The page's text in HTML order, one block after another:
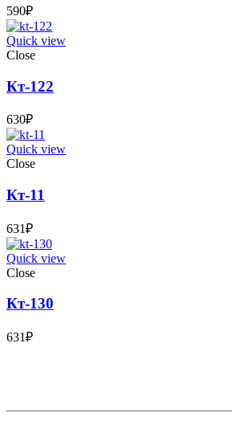
590₽
Quick view
Close
Кт-122
630₽
Quick view
Close
Кт-11
631₽
Quick view
Close
Кт-130
631₽